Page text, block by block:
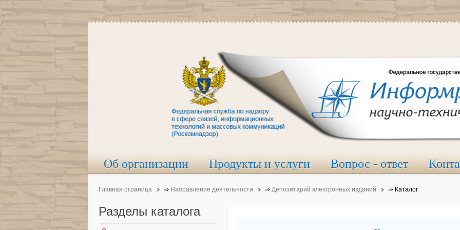
Об организации Продукты и услуги Вопрос - ответ
Главная страница ⇒ Направление деятельности ⇒ Депозитарий электронных изданий ⇒ Каталог
Разделы каталога